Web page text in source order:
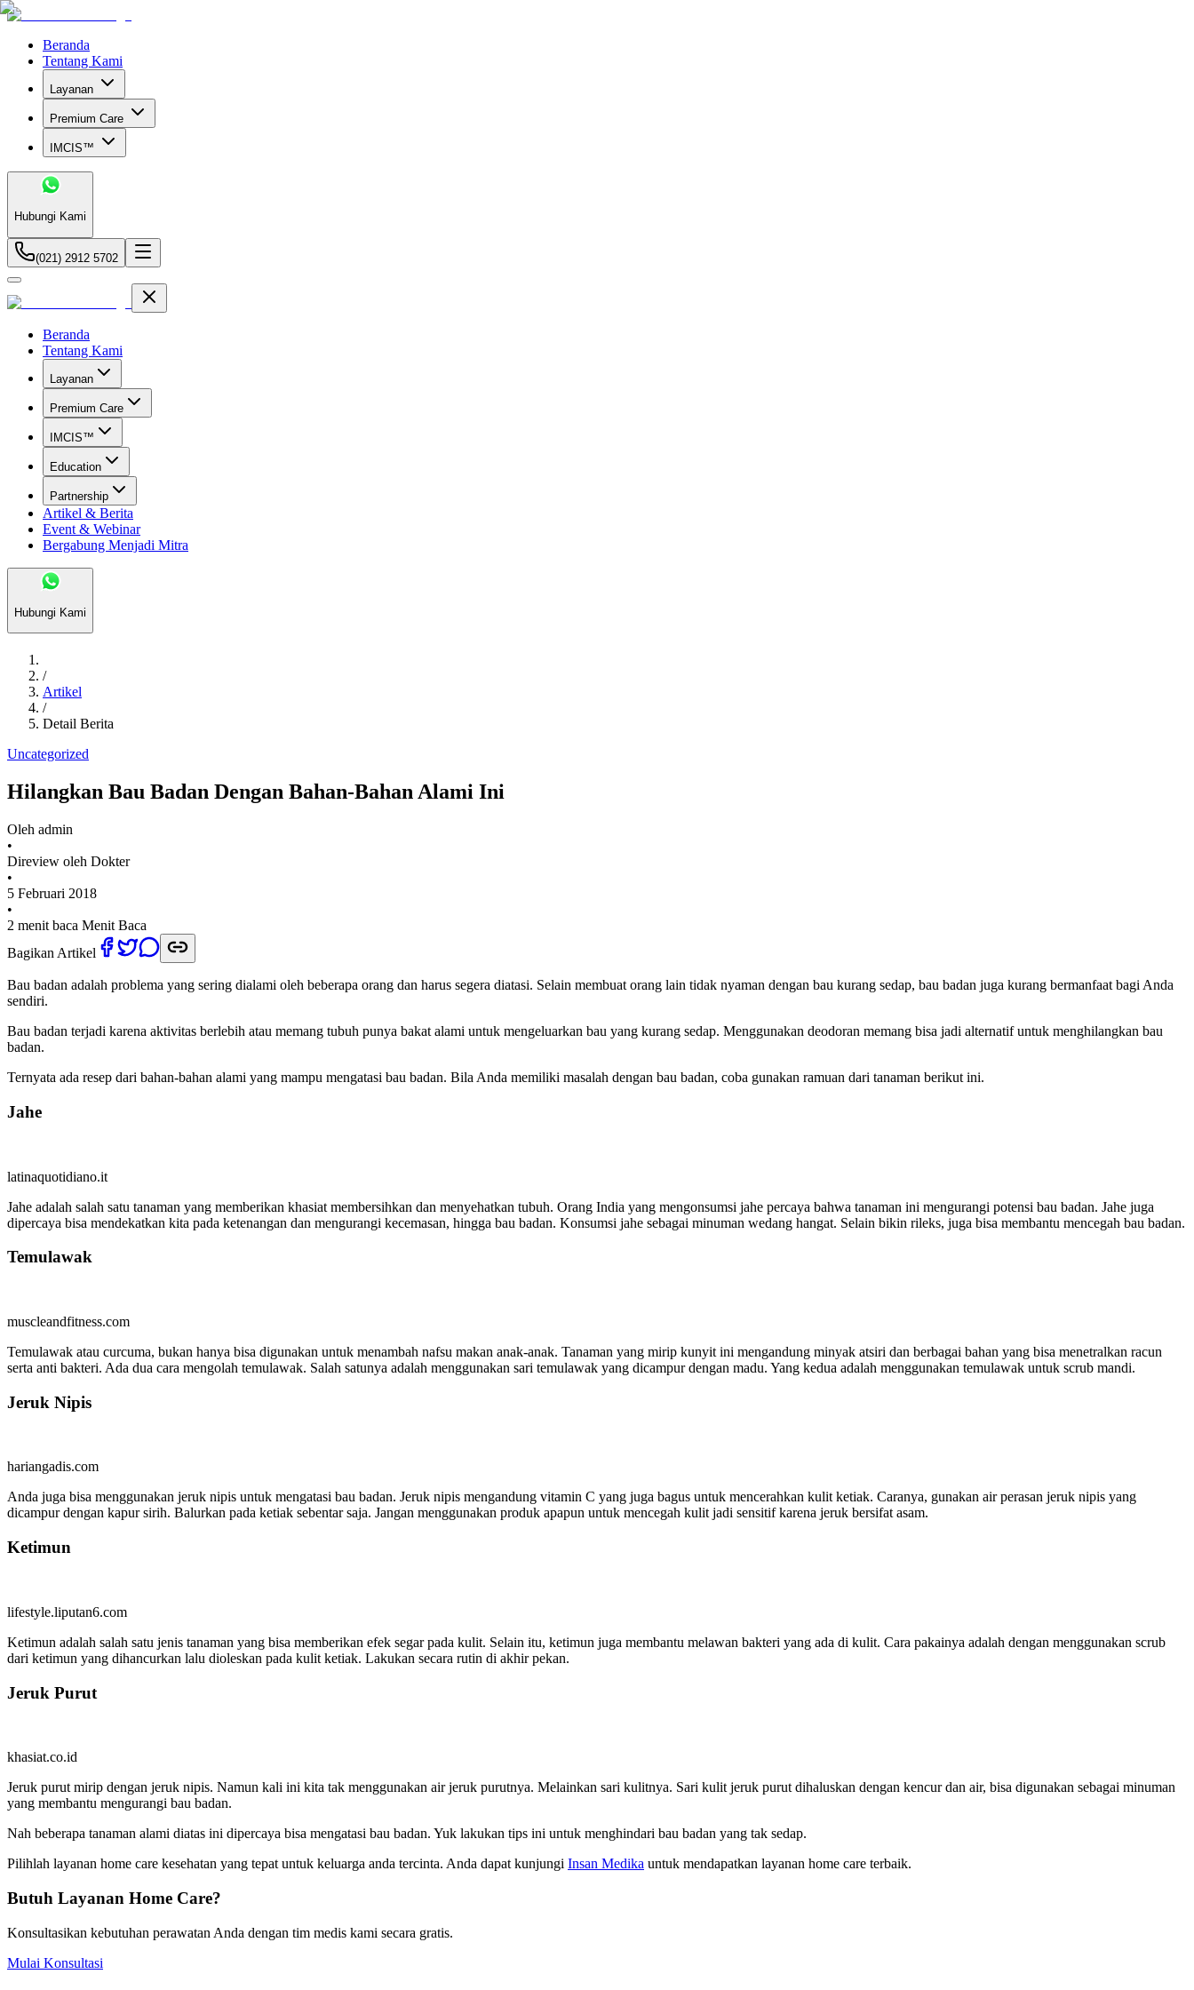
Beranda
Tentang Kami
Layanan
Premium Care
IMCIS™
Hubungi Kami
(021) 2912 5702
Beranda
Tentang Kami
Layanan
Premium Care
IMCIS™
Education
Partnership
Artikel & Berita
Event & Webinar
Bergabung Menjadi Mitra
Hubungi Kami
/
Artikel
/
Detail Berita
Uncategorized
Hilangkan Bau Badan Dengan Bahan-Bahan Alami Ini
Oleh admin
•
Direview oleh Dokter
•
5 Februari 2018
•
2 menit baca Menit Baca
Bagikan Artikel
Bau badan adalah problema yang sering dialami oleh beberapa orang dan harus segera diatasi. Selain membuat orang lain tidak nyaman dengan bau kurang sedap, bau badan juga kurang bermanfaat bagi Anda
sendiri.
Bau badan terjadi karena aktivitas berlebih atau memang tubuh punya bakat alami untuk mengeluarkan bau yang kurang sedap. Menggunakan deodoran memang bisa jadi alternatif untuk menghilangkan bau
badan.
Ternyata ada resep dari bahan-bahan alami yang mampu mengatasi bau badan. Bila Anda memiliki masalah dengan bau badan, coba gunakan ramuan dari tanaman berikut ini.
Jahe
latinaquotidiano.it
Jahe adalah salah satu tanaman yang memberikan khasiat membersihkan dan menyehatkan tubuh. Orang India yang mengonsumsi jahe percaya bahwa tanaman ini mengurangi potensi bau badan. Jahe juga
dipercaya bisa mendekatkan kita pada ketenangan dan mengurangi kecemasan, hingga bau badan. Konsumsi jahe sebagai minuman wedang hangat. Selain bikin rileks, juga bisa membantu mencegah bau badan.
Temulawak
muscleandfitness.com
Temulawak atau curcuma, bukan hanya bisa digunakan untuk menambah nafsu makan anak-anak. Tanaman yang mirip kunyit ini mengandung minyak atsiri dan berbagai bahan yang bisa menetralkan racun
serta anti bakteri. Ada dua cara mengolah temulawak. Salah satunya adalah menggunakan sari temulawak yang dicampur dengan madu. Yang kedua adalah menggunakan temulawak untuk scrub mandi.
Jeruk Nipis
hariangadis.com
Anda juga bisa menggunakan jeruk nipis untuk mengatasi bau badan. Jeruk nipis mengandung vitamin C yang juga bagus untuk mencerahkan kulit ketiak. Caranya, gunakan air perasan jeruk nipis yang
dicampur dengan kapur sirih. Balurkan pada ketiak sebentar saja. Jangan menggunakan produk apapun untuk mencegah kulit jadi sensitif karena jeruk bersifat asam.
Ketimun
lifestyle.liputan6.com
Ketimun adalah salah satu jenis tanaman yang bisa memberikan efek segar pada kulit. Selain itu, ketimun juga membantu melawan bakteri yang ada di kulit. Cara pakainya adalah dengan menggunakan scrub
dari ketimun yang dihancurkan lalu dioleskan pada kulit ketiak. Lakukan secara rutin di akhir pekan.
Jeruk Purut
khasiat.co.id
Jeruk purut mirip dengan jeruk nipis. Namun kali ini kita tak menggunakan air jeruk purutnya. Melainkan sari kulitnya. Sari kulit jeruk purut dihaluskan dengan kencur dan air, bisa digunakan sebagai minuman
yang membantu mengurangi bau badan.
Nah beberapa tanaman alami diatas ini dipercaya bisa mengatasi bau badan. Yuk lakukan tips ini untuk menghindari bau badan yang tak sedap.
Pilihlah layanan home care kesehatan yang tepat untuk keluarga anda tercinta. Anda dapat kunjungi Insan Medika untuk mendapatkan layanan home care terbaik.
Butuh Layanan Home Care?
Konsultasikan kebutuhan perawatan Anda dengan tim medis kami secara gratis.
Mulai Konsultasi